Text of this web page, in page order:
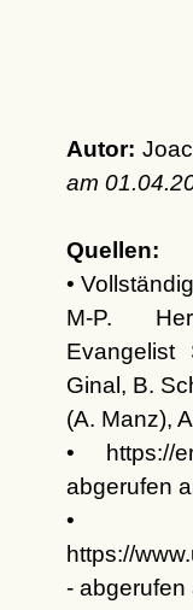
Autor:
am
Quellen:
•
M-P.
Ginal, B.
(A. Manz),
• https://
abgerufen
•
https://
- abgerufen